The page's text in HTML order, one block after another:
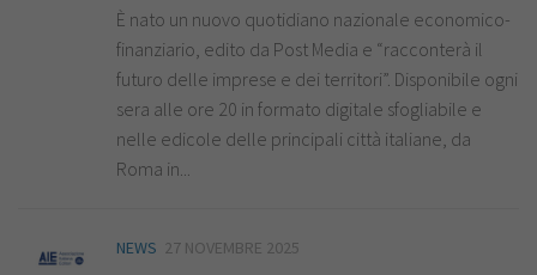
È nato un nuovo quotidiano nazionale economico-
finanziario, edito da Post Media e “racconterà il
futuro delle imprese e dei territori”. Disponibile ogni
sera alle ore 20 in formato digitale sfogliabile e
nelle edicole delle principali città italiane, da
Roma in...
NEWS 27 NOVEMBRE 2025